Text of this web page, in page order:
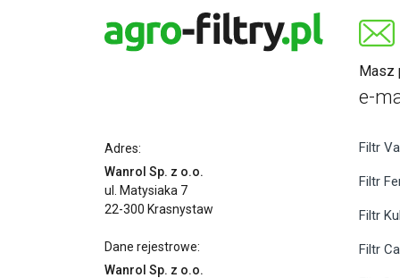
Masz
e-
Adres:
Wanrol Sp. z o.o.
ul. Matysiaka 7
22-300 Krasnystaw
Dane rejestrowe:
Wanrol Sp. z o.o.
Filtr
Filtr
Filtr
Filtr